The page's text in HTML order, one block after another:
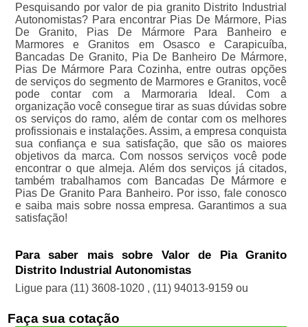
Pesquisando por valor de pia granito Distrito Industrial
Autonomistas? Para encontrar Pias De Mármore, Pias
De Granito, Pias De Mármore Para Banheiro e
Marmores e Granitos em Osasco e Carapicuíba,
Bancadas De Granito, Pia De Banheiro De Mármore,
Pias De Mármore Para Cozinha, entre outras opções
de serviços do segmento de Marmores e Granitos, você
pode contar com a Marmoraria Ideal. Com a
organização você consegue tirar as suas dúvidas sobre
os serviços do ramo, além de contar com os melhores
profissionais e instalações. Assim, a empresa conquista
sua confiança e sua satisfação, que são os maiores
objetivos da marca. Com nossos serviços você pode
encontrar o que almeja. Além dos serviços já citados,
também trabalhamos com Bancadas De Mármore e
Pias De Granito Para Banheiro. Por isso, fale conosco
e saiba mais sobre nossa empresa. Garantimos a sua
satisfação!
Para saber mais sobre Valor de Pia Granito
Distrito Industrial Autonomistas
Ligue para (11) 3608-1020 , (11) 94013-9159 ou
Faça sua cotação